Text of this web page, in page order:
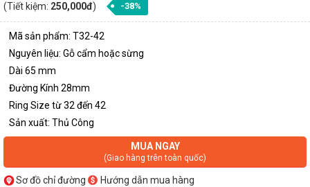
(Tiết kiệm: 250,000đ) -38%
Mã sản phẩm: T32-42
Nguyên liệu: Gỗ cẩm hoặc sừng
Dài 65 mm
Đường Kính 28mm
Ring Size từ 32 đến 42
Sản xuất: Thủ Công
MUA NGAY
(Giao hàng trên toàn quốc)
Sơ đồ chỉ đường
Hướng dẫn mua hàng